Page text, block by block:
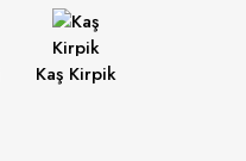
Kaş Kirpik